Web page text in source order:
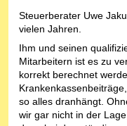
Steuerberater Uwe
vielen Jahren.
Ihm und seinen
Mitarbeitern ist es zu
korrekt berechnet
so alles dranhängt.
wir gar nicht in der